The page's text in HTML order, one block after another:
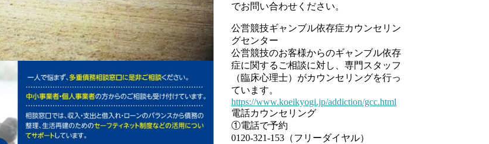
でお問い合わせください。
公営競技ギャンブル依存症カウンセリン
グセンター
公営競技のお客様からのギャンブル依存
症に関するご相談に対し、専門スタッフ
（臨床心理士）がカウンセリングを行っ
ています。
https://www.koeikyogi.jp/addiction/gcc.html
電話カウンセリング
①電話で予約
0120-321-153（フリーダイヤル）